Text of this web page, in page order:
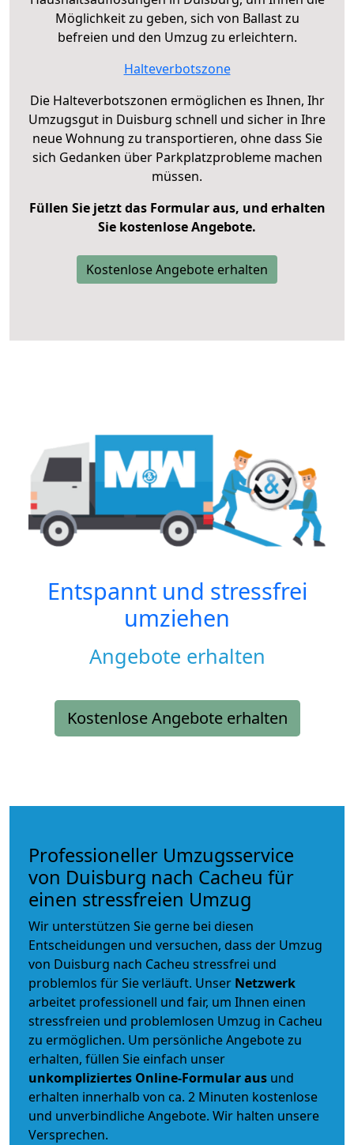
Möglichkeit zu geben, sich von Ballast zu
befreien und den Umzug zu erleichtern.
Halteverbotszone
Die Halteverbotszonen ermöglichen es Ihnen, Ihr
Umzugsgut in Duisburg schnell und sicher in Ihre
neue Wohnung zu transportieren, ohne dass Sie
sich Gedanken über Parkplatzprobleme machen
müssen.
Füllen Sie jetzt das Formular aus, und erhalten
Sie kostenlose Angebote.
Kostenlose Angebote erhalten
Entspannt und stressfrei
umziehen
Angebote erhalten
Kostenlose Angebote erhalten
Professioneller Umzugsservice
von Duisburg nach Cacheu für
einen stressfreien Umzug
Wir unterstützen Sie gerne bei diesen
Entscheidungen und versuchen, dass der Umzug
von Duisburg nach Cacheu stressfrei und
problemlos für Sie verläuft. Unser Netzwerk
arbeitet professionell und fair, um Ihnen einen
stressfreien und problemlosen Umzug in Cacheu
zu ermöglichen. Um persönliche Angebote zu
erhalten, füllen Sie einfach unser
unkompliziertes Online-Formular aus und
erhalten innerhalb von ca. 2 Minuten kostenlose
und unverbindliche Angebote. Wir halten unsere
Versprechen.